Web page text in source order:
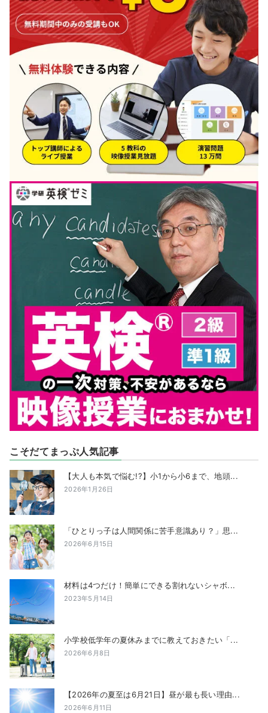
こそだてまっぷ人気記事
【大人も本気で悩む!?】小1から小6まで、地頭...
2026年1月26日
「ひとりっ子は人間関係に苦手意識あり？」思...
2026年6月15日
材料は4つだけ！簡単にできる割れないシャボ...
2023年5月14日
小学校低学年の夏休みまでに教えておきたい「...
2026年6月8日
【2026年の夏至は6月21日】昼が最も長い理由...
2026年6月11日